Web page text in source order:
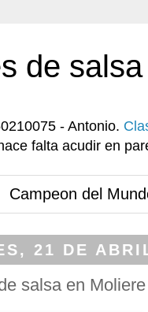
de
- Antonio.
falta acudir en
Campeon del
21 DE
salsa en Moliere